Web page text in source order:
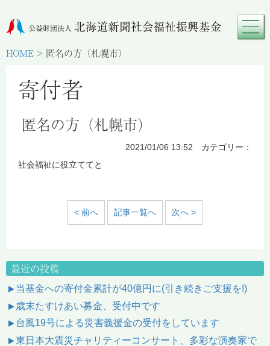
HOME > 匿名の方（札幌市）
寄付者
匿名の方（札幌市）
2021/01/06 13:52 カテゴリー：
社会福祉に役立ててと
< 前へ 記事一覧へ 次へ >
最近の投稿
当基金への寄付金累計が40億円に(引き続きご支援を!)
歳末たすけあい募金、受付中です
台風19号による災害義援金の受付をしています
東日本大震災チャリティーコンサート、多彩な演奏家で